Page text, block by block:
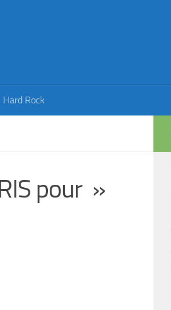
Hard Rock
pour »